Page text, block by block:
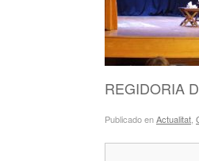
REGIDORIA
Publicado enActualitat